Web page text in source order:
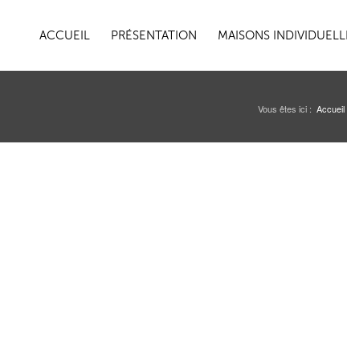
ACCUEIL PRÉSENTATION MAISONS
Vous êtes ici : Accueil